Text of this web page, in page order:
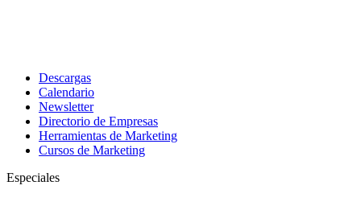
Descargas
Calendario
Newsletter
Directorio de Empresas
Herramientas de Marketing
Cursos de Marketing
Especiales